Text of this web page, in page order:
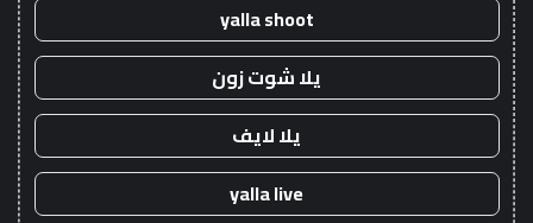
yalla shoot
يلا شوت زون
يلا لايف
yalla live